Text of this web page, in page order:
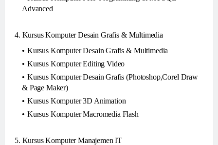
Advanced
4. Kursus Komputer Desain Grafis & Multimedia
Kursus Komputer Desain Grafis & Multimedia
Kursus Komputer Editing Video
Kursus Komputer Desain Grafis (Photoshop,Corel Draw
& Page Maker)
Kursus Komputer 3D Animation
Kursus Komputer Macromedia Flash
5. Kursus Komputer Manajemen IT